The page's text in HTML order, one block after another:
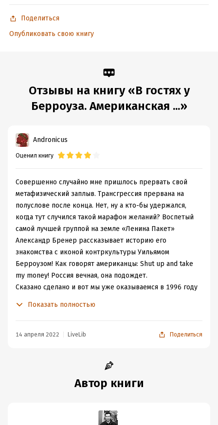
Поделиться
Опубликовать свою книгу
Отзывы на книгу «В гостях у
Берроуза. Американская ...»
Andronicus
Оценил книгу
Совершенно случайно мне пришлось прервать свой
метафизический заплыв. Трансгрессия прервана на
полуслове после конца. Нет, ну а кто-бы удержался,
когда тут случился такой марафон желаний? Воспетый
самой лучшей группой на земле «Ленина Пакет»
Александр Бренер рассказывает историю его
знакомства с иконой контркультуры Уильямом
Берроузом! Как говорят американцы: Shut up and take
my money! Россия вечная, она подождет.
Сказано сделано и вот мы уже оказываемся в 1996 году
художники скоро исчезнут из этой истории, а Бренер
фриковатое путешествие, из которого, как и из любого
хорошего путешествия никто не вернётся прежним.
Прибыв в, Лоуренс дабы сойти за своего решает
переменным успехом. То Генри прикинется, неважно
Показать полностью
14 апреля 2022 LiveLib Поделиться
Автор книги